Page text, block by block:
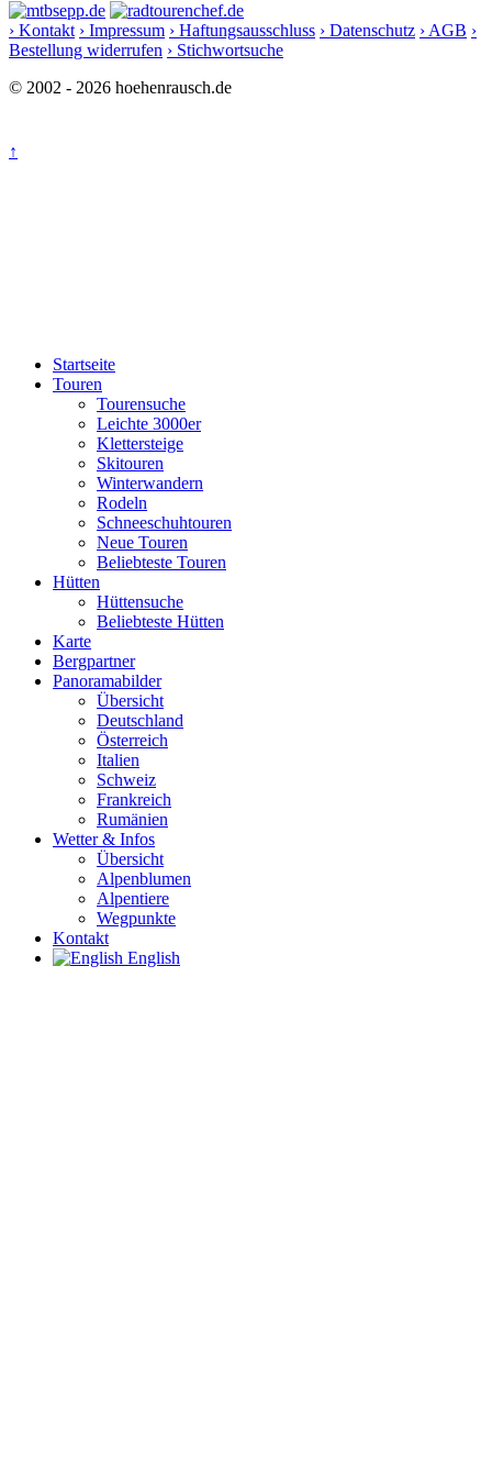
› Kontakt › Impressum › Haftungsausschluss › Datenschutz › AGB ›
Bestellung widerrufen › Stichwortsuche
© 2002 - 2026 hoehenrausch.de
↑
Startseite
Touren
Tourensuche
Leichte 3000er
Klettersteige
Skitouren
Winterwandern
Rodeln
Schneeschuhtouren
Neue Touren
Beliebteste Touren
Hütten
Hüttensuche
Beliebteste Hütten
Karte
Bergpartner
Panoramabilder
Übersicht
Deutschland
Österreich
Italien
Schweiz
Frankreich
Rumänien
Wetter & Infos
Übersicht
Alpenblumen
Alpentiere
Wegpunkte
Kontakt
English